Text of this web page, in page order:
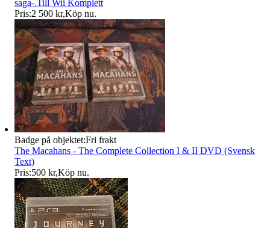
saga-.Till Wii Komplett
Pris:2 500 kr,Köp nu.
Badge på objektet:Fri frakt
The Macahans - The Complete Collection I & II DVD (Svensk
Text)
Pris:500 kr,Köp nu.